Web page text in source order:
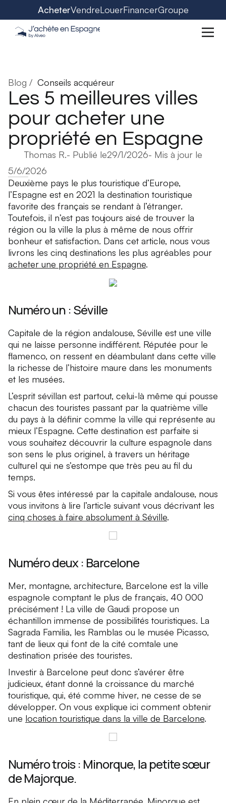
AcheterVendreLouerFinancerGroupe
Blog / Conseils acquéreur
Les 5 meilleures villes
pour acheter une
propriété en Espagne
Thomas R.- Publié le29/1/2026- Mis à jour le
5/6/2026
Deuxième pays le plus touristique d’Europe,
l’Espagne est en 2021 la destination touristique
favorite des français se rendant à l’étranger.
Toutefois, il n’est pas toujours aisé de trouver la
région ou la ville la plus à même de nous offrir
bonheur et satisfaction. Dans cet article, nous vous
livrons les cinq destinations les plus agréables pour
acheter une propriété en Espagne.
Numéro un : Séville
Capitale de la région andalouse, Séville est une ville
qui ne laisse personne indifférent. Réputée pour le
flamenco, on ressent en déambulant dans cette ville
la richesse de l’histoire maure dans les monuments
et les musées.
L’esprit sévillan est partout, celui-là même qui pousse
chacun des touristes passant par la quatrième ville
du pays à la définir comme la ville qui représente au
mieux l’Espagne. Cette destination est parfaite si
vous souhaitez découvrir la culture espagnole dans
son sens le plus originel, à travers un héritage
culturel qui ne s’estompe que très peu au fil du
temps.
Si vous êtes intéressé par la capitale andalouse, nous
vous invitons à lire l’article suivant vous décrivant les
cinq choses à faire absolument à Séville.
Numéro deux : Barcelone
Mer, montagne, architecture, Barcelone est la ville
espagnole comptant le plus de français, 40 000
précisément ! La ville de Gaudi propose un
échantillon immense de possibilités touristiques. La
Sagrada Familia, les Ramblas ou le musée Picasso,
tant de lieux qui font de la cité comtale une
destination prisée des touristes.
Investir à Barcelone peut donc s’avérer être
judicieux, étant donné la croissance du marché
touristique, qui, été comme hiver, ne cesse de se
développer. On vous explique ici comment obtenir
une location touristique dans la ville de Barcelone.
Numéro trois : Minorque, la petite sœur
de Majorque.